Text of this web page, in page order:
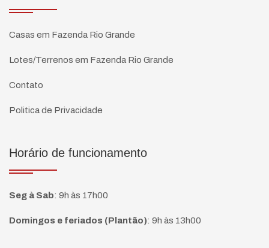
Casas em Fazenda Rio Grande
Lotes/Terrenos em Fazenda Rio Grande
Contato
Politica de Privacidade
Horário de funcionamento
Seg à Sab: 9h às 17h00
Domingos e feriados (Plantão): 9h às 13h00